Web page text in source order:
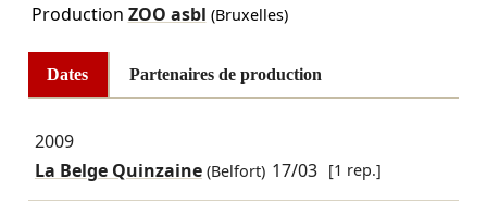
Production ZOO asbl (Bruxelles)
Dates Partenaires de production
2009
La Belge Quinzaine(Belfort) 17/03 [1 rep.]